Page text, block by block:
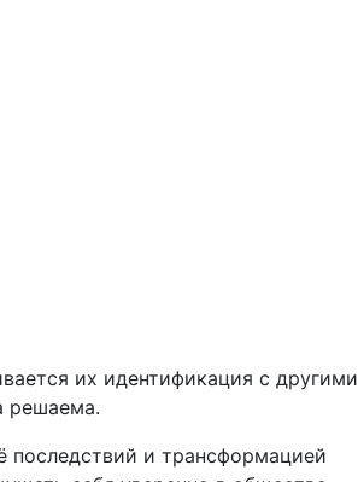
их идентификация с другими
решаема.
последствий и трансформацией